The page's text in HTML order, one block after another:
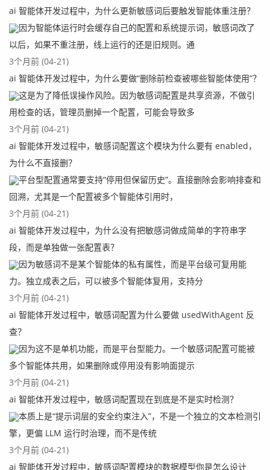
ai 智能体开发过程中，为什么更新敏感词后要触发智能体重注册？
因为智能体运行时会缓存自己的配置和系统提示词，敏感词改了
以后，如果不重注册，线上运行的还是旧规则。通
3个月前 (04-21)
ai 智能体开发过程中，为什么要做“删除前检查被哪些智能体使用”？
这是为了降低误操作风险。因为敏感词配置是共享资源，不做引
用检查的话，管理员删掉一个配置，可能会导致多
3个月前 (04-21)
ai 智能体开发过程中，敏感词配置这个模块为什么要有 enabled，
为什么不直接删？
平台型配置通常要支持“停用但保留历史”。直接删除会影响排查和
回溯，尤其是一个配置被多个智能体引用时，
3个月前 (04-21)
ai 智能体开发过程中，为什么没有把敏感词做成简单的字符串字
段，而是单独做一张配置表？
因为敏感词不是某个智能体的私有属性，而是平台级可复用能
力。独立成表之后，可以被多个智能体复用，支持分
3个月前 (04-21)
ai 智能体开发过程中，敏感词配置为什么要做 usedWithAgent 反
查？
因为这不是单机功能，而是平台型能力。一个敏感词配置可能被
多个智能体共用，如果删除或停用没有影响面提示
3个月前 (04-21)
ai 智能体开发过程中，敏感词配置现在到底是不是实时检测？
本质上是“提示词层的安全约束注入”，不是一个独立的文本检测引
擎，更偏 LLM 运行时治理，而不是传统
3个月前 (04-21)
ai 智能体开发过程中，敏感词配置模块的数据模型你是怎么设计